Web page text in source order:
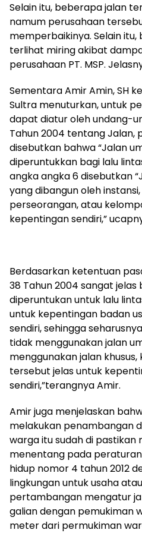
Selain itu, beberapa jalan
namum perusahaan
memperbaikinya. Selain
terlihat miring akibat
perusahaan PT. MSP.
Sementara Amir Amin, SH
Sultra menuturkan, untuk
dapat diatur oleh undang-
Tahun 2004 tentang Jalan,
disebutkan bahwa “Jalan
diperuntukkan bagi lalu
angka angka 6 disebutkan
yang dibangun oleh
perseorangan, atau
kepentingan sendiri,”
Berdasarkan ketentuan
38 Tahun 2004 sangat jelas
diperuntukan untuk lalu
untuk kepentingan badan
sendiri, sehingga
tidak menggunakan jalan
menggunakan jalan
tersebut jelas untuk
sendiri,”terangnya Amir.
Amir juga menjelaskan
melakukan penambangan
warga itu sudah di
menentang pada
hidup nomor 4 tahun 2012
lingkungan untuk usaha
pertambangan mengatur
galian dengan pemukiman
meter dari permukiman